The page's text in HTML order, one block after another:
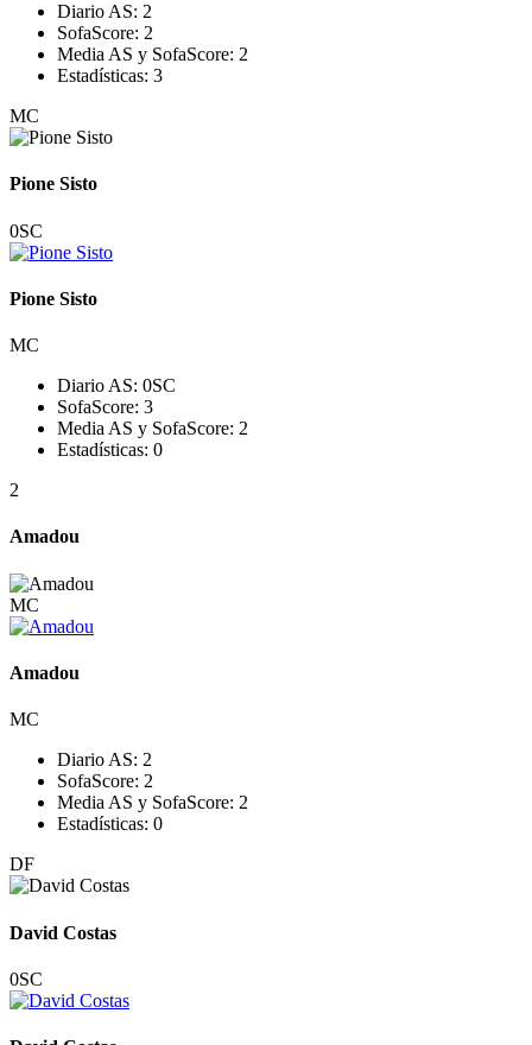
Diario AS: 2
SofaScore: 2
Media AS y SofaScore: 2
Estadísticas: 3
MC
Pione Sisto
0SC
Pione Sisto
MC
Diario AS: 0SC
SofaScore: 3
Media AS y SofaScore: 2
Estadísticas: 0
2
Amadou
MC
Amadou
MC
Diario AS: 2
SofaScore: 2
Media AS y SofaScore: 2
Estadísticas: 0
DF
David Costas
0SC